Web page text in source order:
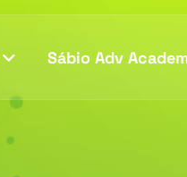
Sábio Adv